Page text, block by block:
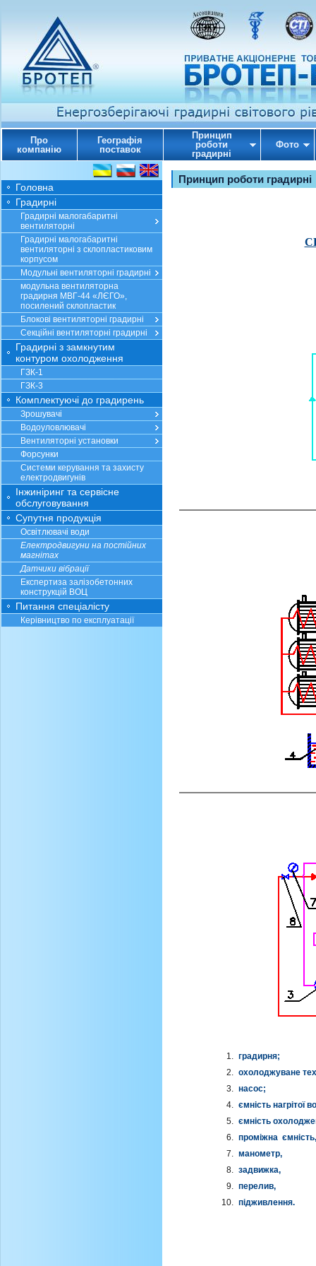
Про
компанію
Географія
поставок
Принцип
роботи
градирні
Фото
Головна
Градирні
Градирні малогабаритні
вентиляторні
Градирні малогабаритні
вентиляторні з склопластиковим
корпусом
Модульні вентиляторні градирні
модульна вентиляторна
градирня МВГ-44 «ЛЄГО»,
посилений склопластик
Блокові вентиляторні градирні
Секційні вентиляторні градирні
Градирні з замкнутим
контуром охолодження
ГЗК-1
ГЗК-3
Комплектуючі до градирень
Зрошувачі
Водоуловлювачі
Вентиляторні установки
Форсунки
Системи керування та захисту
електродвигунів
Інжиніринг та сервісне
обслуговування
Супутня продукція
Освітлювачі води
Електродвигуни на постійних
магнітах
Датчики вібрації
Експертиза залізобетонних
конструкцій ВОЦ
Питання спеціалісту
Керівництво по експлуатації
Принцип роботи градирні
градирня;
охолоджуване
насос;
ємність нагрітої
ємність
проміжна ємність,
манометр,
задвижка,
перелив,
підживлення.